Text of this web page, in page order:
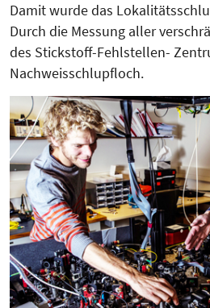
Damit wurde das
Durch die Messung aller
des Stickstoff-Fehl­stel­len-
Nach­weis­schlupfloch.